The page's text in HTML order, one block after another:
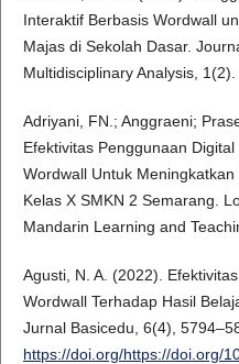
Interaktif Berbasis Wordwall
Majas di Sekolah Dasar.
Multidisciplinary Analysis, 1(2).
Adriyani, FN.; Anggraeni;
Efektivitas Penggunaan
Wordwall Untuk
Kelas X SMKN 2 Semarang.
Mandarin Learning and
Agusti, N. A. (2022).
Wordwall Terhadap Hasil
Jurnal Basicedu, 6(4),
https://doi.org/https://doi.org/